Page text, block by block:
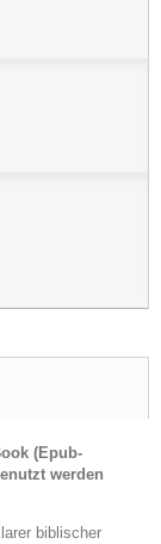
(Epub-
werden
biblischer